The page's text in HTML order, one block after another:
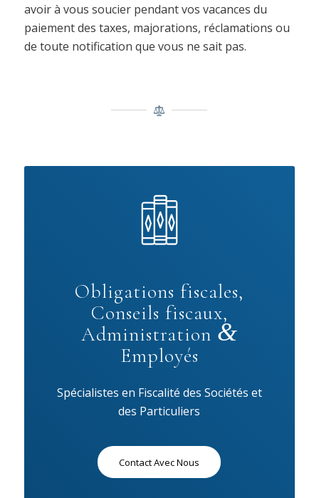
avoir à vous soucier pendant vos vacances du
paiement des taxes, majorations, réclamations ou
de toute notification que vous ne sait pas.
Obligations fiscales,
Conseils fiscaux,
Administration &
Employés
Spécialistes en Fiscalité des Sociétés et
des Particuliers
Contact Avec Nous